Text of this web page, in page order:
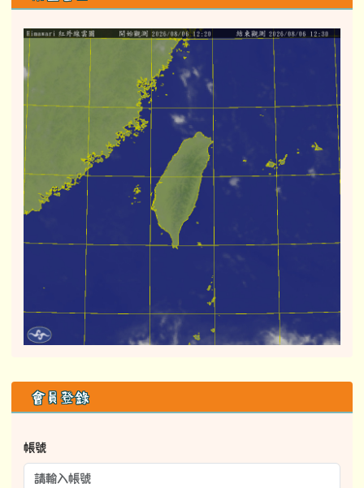
右邊區域內容
會員登錄
帳號